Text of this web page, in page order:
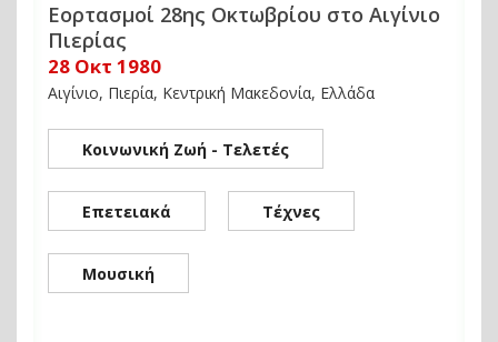
Εορτασμοί 28ης Οκτωβρίου στο Αιγίνιο
Πιερίας
28 Οκτ 1980
Αιγίνιο, Πιερία, Κεντρική Μακεδονία, Ελλάδα
Κοινωνική Ζωή - Τελετές
Επετειακά Τέχνες
Μουσική